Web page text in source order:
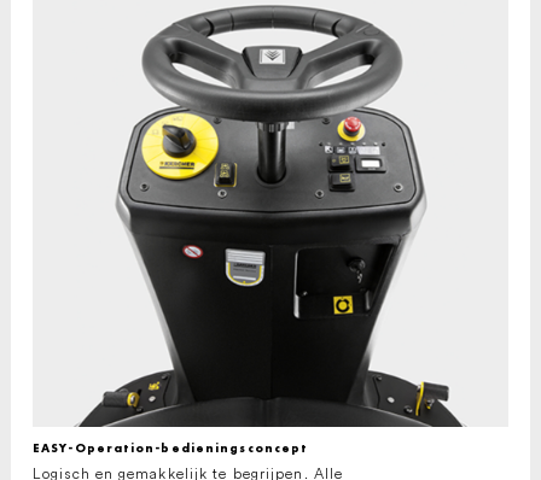
EASY-Operation-bedieningsconcept
Logisch en gemakkelijk te begrijpen. Alle